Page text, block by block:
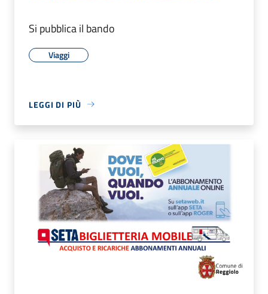
Si pubblica il bando
Viaggi
LEGGI DI PIÙ